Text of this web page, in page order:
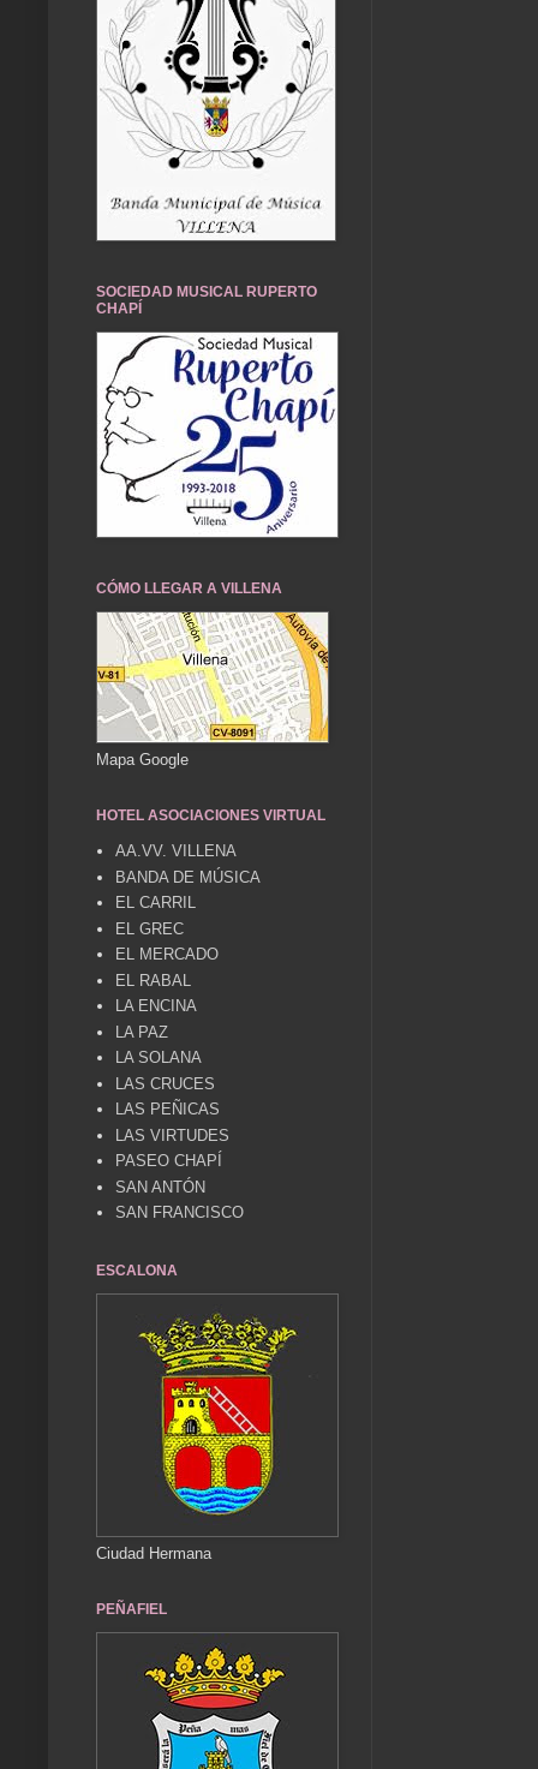
SOCIEDAD MUSICAL RUPERTO
CHAPÍ
CÓMO LLEGAR A VILLENA
Mapa Google
HOTEL ASOCIACIONES VIRTUAL
AA.VV. VILLENA
BANDA DE MÚSICA
EL CARRIL
EL GREC
EL MERCADO
EL RABAL
LA ENCINA
LA PAZ
LA SOLANA
LAS CRUCES
LAS PEÑICAS
LAS VIRTUDES
PASEO CHAPÍ
SAN ANTÓN
SAN FRANCISCO
ESCALONA
Ciudad Hermana
PEÑAFIEL